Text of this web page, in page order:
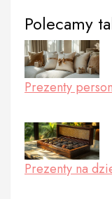
Polecamy
Prezenty
Prezenty na